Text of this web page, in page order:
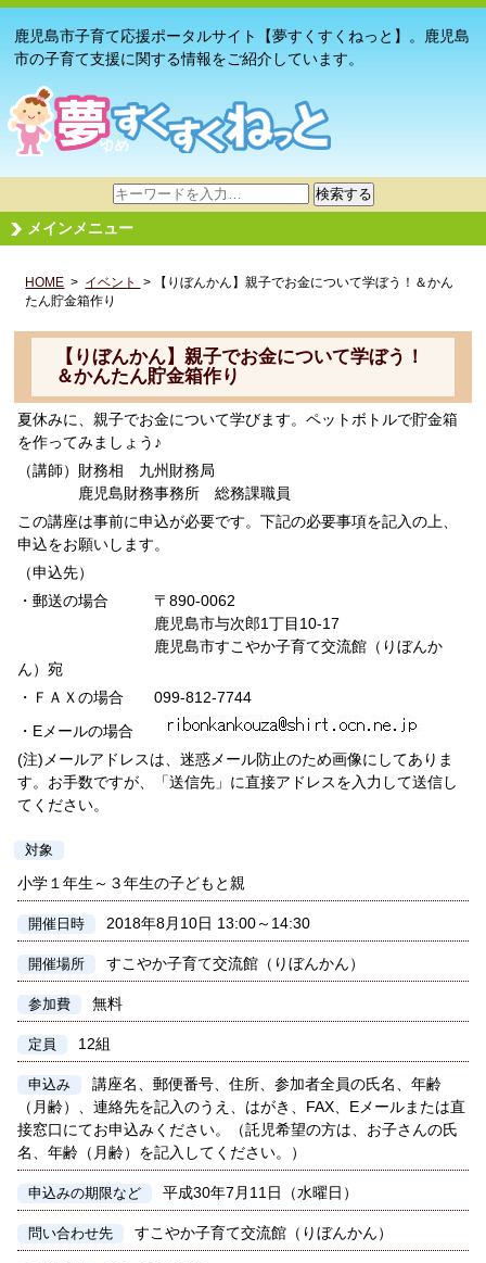
鹿児島市子育て応援ポータルサイト【夢すくすくねっと】。鹿児島
市の子育て支援に関する情報をご紹介しています。
サ
イ
ト
検
索
検索する
メインメニュー
HOME > イベント
> 【りぼんかん】親子でお金について学ぼう！＆かん
たん貯金箱作り
【りぼんかん】親子でお金について学ぼう！
＆かんたん貯金箱作り
夏休みに、親子でお金について学びます。ペットボトルで貯金箱
を作ってみましょう♪
（講師）財務相 九州財務局
鹿児島財務事務所 総務課職員
この講座は事前に申込が必要です。下記の必要事項を記入の上、
申込をお願いします。
（申込先）
・郵送の場合 〒890-0062
鹿児島市与次郎1丁目10-17
鹿児島市すこやか子育て交流館（りぼんか
ん）宛
・ＦＡＸの場合 099-812-7744
・Eメールの場合
(注)メールアドレスは、迷惑メール防止のため画像にしてありま
す。お手数ですが、「送信先」に直接アドレスを入力して送信し
てください。
対象
小学１年生～３年生の子どもと親
開催日時 2018年8月10日 13:00～14:30
開催場所 すこやか子育て交流館（りぼんかん）
参加費 無料
定員 12組
申込み
講座名、郵便番号、住所、参加者全員の氏名、年齢
（月齢）、連絡先を記入のうえ、はがき、FAX、Eメールまたは直
接窓口にてお申込みください。（託児希望の方は、お子さんの氏
名、年齢（月齢）を記入してください。）
申込みの期限など 平成30年7月11日（水曜日）
問い合わせ先 すこやか子育て交流館（りぼんかん）